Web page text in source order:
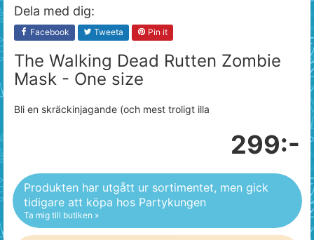
Dela med dig:
Facebook Tweeta Pin it
The Walking Dead Rutten Zombie
Mask - One size
Bli en skräckinjagande (och mest troligt illa
299:-
Produkten har utgått ur sortimentet, men gick
tidigare att köpa hos Partykungen
Ta mig till butiken »